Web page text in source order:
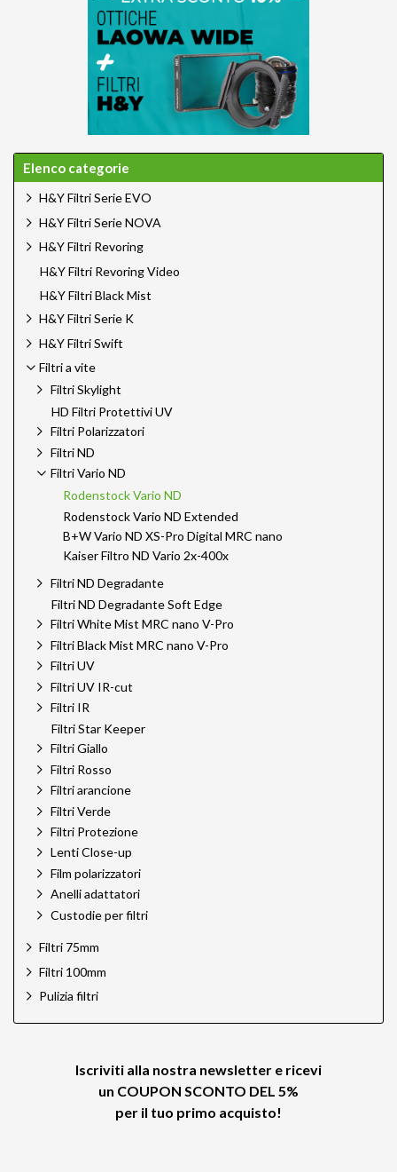
Elenco categorie
H&Y Filtri Serie EVO
H&Y Filtri Serie NOVA
H&Y Filtri Revoring
H&Y Filtri Revoring Video
H&Y Filtri Black Mist
H&Y Filtri Serie K
H&Y Filtri Swift
Filtri a vite
Filtri Skylight
HD Filtri Protettivi UV
Filtri Polarizzatori
Filtri ND
Filtri Vario ND
Rodenstock Vario ND
Rodenstock Vario ND Extended
B+W Vario ND XS-Pro Digital MRC nano
Kaiser Filtro ND Vario 2x-400x
Filtri ND Degradante
Filtri ND Degradante Soft Edge
Filtri White Mist MRC nano V-Pro
Filtri Black Mist MRC nano V-Pro
Filtri UV
Filtri UV IR-cut
Filtri IR
Filtri Star Keeper
Filtri Giallo
Filtri Rosso
Filtri arancione
Filtri Verde
Filtri Protezione
Lenti Close-up
Film polarizzatori
Anelli adattatori
Custodie per filtri
Filtri 75mm
Filtri 100mm
Pulizia filtri
Iscriviti alla nostra newsletter e ricevi
un COUPON SCONTO DEL 5%
per il tuo primo acquisto!